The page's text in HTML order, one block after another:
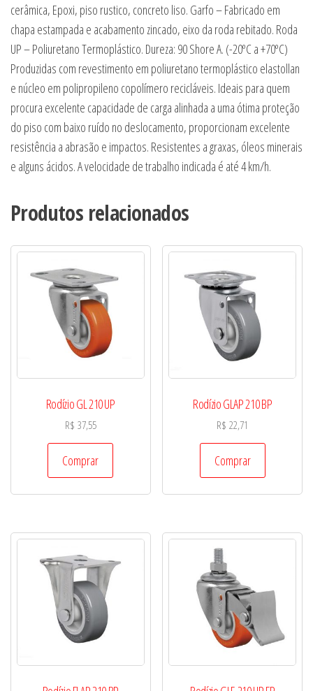
cerâmica, Epoxi, piso rustico, concreto liso. Garfo – Fabricado em
chapa estampada e acabamento zincado, eixo da roda rebitado. Roda
UP – Poliuretano Termoplástico. Dureza: 90 Shore A. (-20ºC a +70ºC)
Produzidas com revestimento em poliuretano termoplástico elastollan
e núcleo em polipropileno copolímero recicláveis. Ideais para quem
procura excelente capacidade de carga alinhada a uma ótima proteção
do piso com baixo ruído no deslocamento, proporcionam excelente
resistência a abrasão e impactos. Resistentes a graxas, óleos minerais
e alguns ácidos. A velocidade de trabalho indicada é até 4 km/h.
Produtos relacionados
Rodízio GL 210 UP
R$ 37,55
Comprar
Rodízio GLAP 210 BP
R$ 22,71
Comprar